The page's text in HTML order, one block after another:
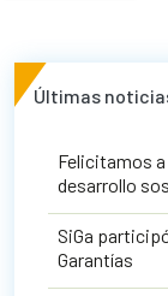
Últimas
Felicitamos
desarrollo
SiGa
Garantías